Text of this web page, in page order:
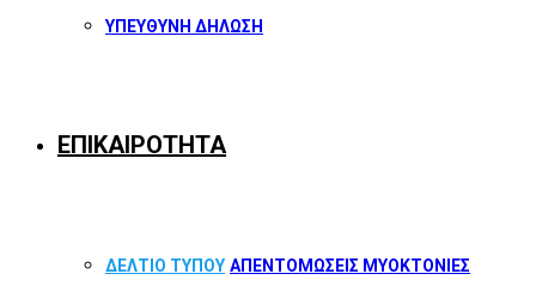
ΥΠΕΥΘΥΝΗ ΔΗΛΩΣΗ
ΕΠΙΚΑΙΡΟΤΗΤΑ
ΔΕΛΤΙΟ ΤΥΠΟΥ ΑΠΕΝΤΟΜΩΣΕΙΣ ΜΥΟΚΤΟΝΙΕΣ